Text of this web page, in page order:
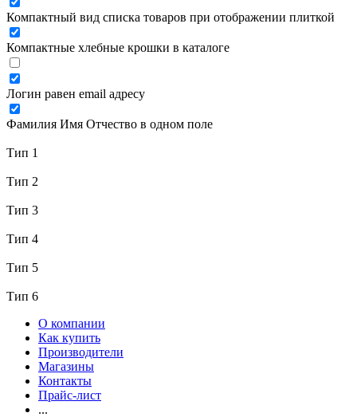
Компактный вид списка товаров при отображении плиткой
Компактные хлебные крошки в каталоге
Логин равен email адресу
Фамилия Имя Отчество в одном поле
Тип 1
Тип 2
Тип 3
Тип 4
Тип 5
Тип 6
О компании
Как купить
Производители
Магазины
Контакты
Прайс-лист
...